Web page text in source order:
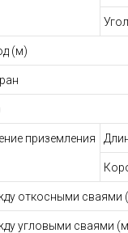
(м)
приземления
откосными сваями
угловыми сваями